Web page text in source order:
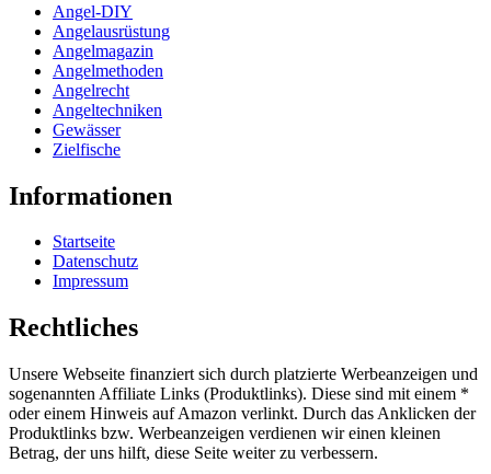
Angel-DIY
Angelausrüstung
Angelmagazin
Angelmethoden
Angelrecht
Angeltechniken
Gewässer
Zielfische
Informationen
Startseite
Datenschutz
Impressum
Rechtliches
Unsere Webseite finanziert sich durch platzierte Werbeanzeigen und
sogenannten Affiliate Links (Produktlinks). Diese sind mit einem *
oder einem Hinweis auf Amazon verlinkt. Durch das Anklicken der
Produktlinks bzw. Werbeanzeigen verdienen wir einen kleinen
Betrag, der uns hilft, diese Seite weiter zu verbessern.